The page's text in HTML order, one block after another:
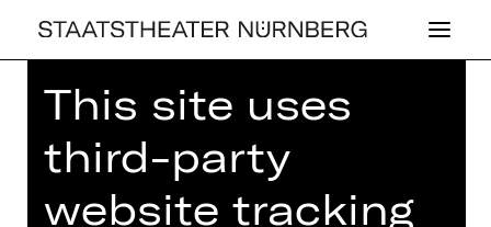
Home >25/26 Programme>
This site uses
third-party
website tracking